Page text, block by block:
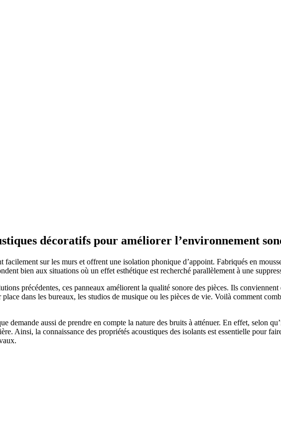
décoratifs pour améliorer l’environnement
facilement sur les murs et offrent une isolation phonique d’appoint. Fabriqués en
bien aux situations où un effet esthétique est recherché parallèlement à une
précédentes, ces panneaux améliorent la qualité sonore des pièces. Ils conviennent
dans les bureaux, les studios de musique ou les pièces de vie. Voilà comment
demande aussi de prendre en compte la nature des bruits à atténuer. En effet, selon
Ainsi, la connaissance des propriétés acoustiques des isolants est essentielle pour